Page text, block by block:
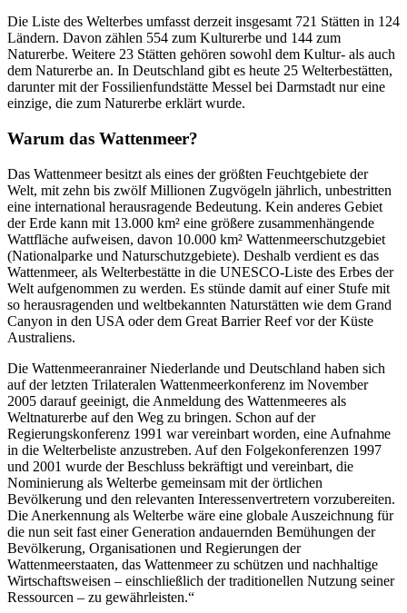
Die Liste des Welterbes umfasst derzeit insgesamt 721 Stätten in 124
Ländern. Davon zählen 554 zum Kulturerbe und 144 zum
Naturerbe. Weitere 23 Stätten gehören sowohl dem Kultur- als auch
dem Naturerbe an. In Deutschland gibt es heute 25 Welterbestätten,
darunter mit der Fossilienfundstätte Messel bei Darmstadt nur eine
einzige, die zum Naturerbe erklärt wurde.
Warum das Wattenmeer?
Das Wattenmeer besitzt als eines der größten Feuchtgebiete der
Welt, mit zehn bis zwölf Millionen Zugvögeln jährlich, unbestritten
eine international herausragende Bedeutung. Kein anderes Gebiet
der Erde kann mit 13.000 km² eine größere zusammenhängende
Wattfläche aufweisen, davon 10.000 km² Wattenmeerschutzgebiet
(Nationalparke und Naturschutzgebiete). Deshalb verdient es das
Wattenmeer, als Welterbestätte in die UNESCO-Liste des Erbes der
Welt aufgenommen zu werden. Es stünde damit auf einer Stufe mit
so herausragenden und weltbekannten Naturstätten wie dem Grand
Canyon in den USA oder dem Great Barrier Reef vor der Küste
Australiens.
Die Wattenmeeranrainer Niederlande und Deutschland haben sich
auf der letzten Trilateralen Wattenmeerkonferenz im November
2005 darauf geeinigt, die Anmeldung des Wattenmeeres als
Weltnaturerbe auf den Weg zu bringen. Schon auf der
Regierungskonferenz 1991 war vereinbart worden, eine Aufnahme
in die Welterbeliste anzustreben. Auf den Folgekonferenzen 1997
und 2001 wurde der Beschluss bekräftigt und vereinbart, die
Nominierung als Welterbe gemeinsam mit der örtlichen
Bevölkerung und den relevanten Interessenvertretern vorzubereiten.
Die Anerkennung als Welterbe wäre eine globale Auszeichnung für
die nun seit fast einer Generation andauernden Bemühungen der
Bevölkerung, Organisationen und Regierungen der
Wattenmeerstaaten, das Wattenmeer zu schützen und nachhaltige
Wirtschaftsweisen – einschließlich der traditionellen Nutzung seiner
Ressourcen – zu gewährleisten.“